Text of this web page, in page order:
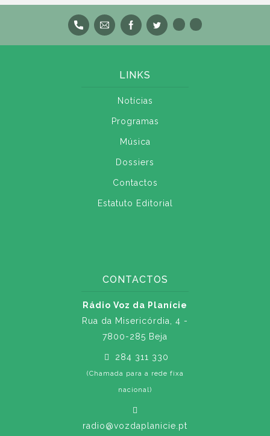
LINKS
Notícias
Programas
Música
Dossiers
Contactos
Estatuto Editorial
CONTACTOS
Rádio Voz da Planície
Rua da Misericórdia, 4 -
7800-285 Beja
284 311 330
(Chamada para a rede fixa
nacional)
radio@vozdaplanicie.pt